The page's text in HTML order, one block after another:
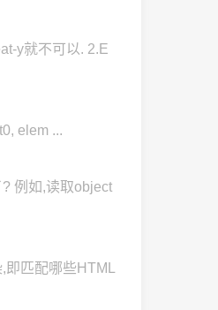
y就不可以. 2.E
elem ...
例如,读取object
匹配哪些HTML